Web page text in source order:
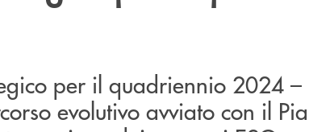
per il quadriennio 2024
evolutivo avviato con il